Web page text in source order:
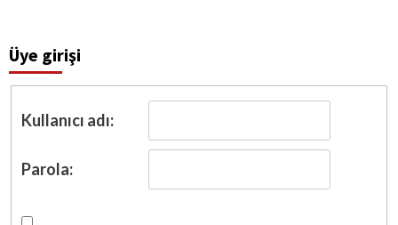
Üye girişi
Kullanıcı adı:
Parola: